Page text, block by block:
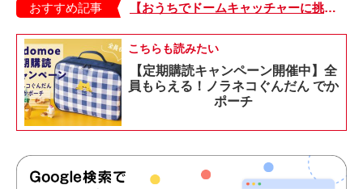
おすすめ記事
【おうちでドームキャッチャーに挑戦だ】アンパンマン わくわくドームキャッチャー
こちらも読みたい
【定期購読キャンペーン開催中】全
員もらえる！ノラネコぐんだん でか
ポーチ